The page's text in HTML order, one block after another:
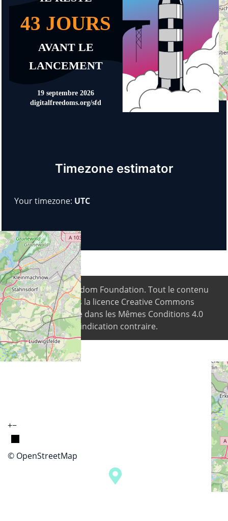
+−
© OpenStreetMap
Timezone estimator
Your timezone: UTC
© 2026Digital Freedom Foundation. Tout le contenu
est disponible sous la licence Creative Commons
Attribution-Partage dans les Mêmes Conditions 4.0
International, sauf indication contraire.